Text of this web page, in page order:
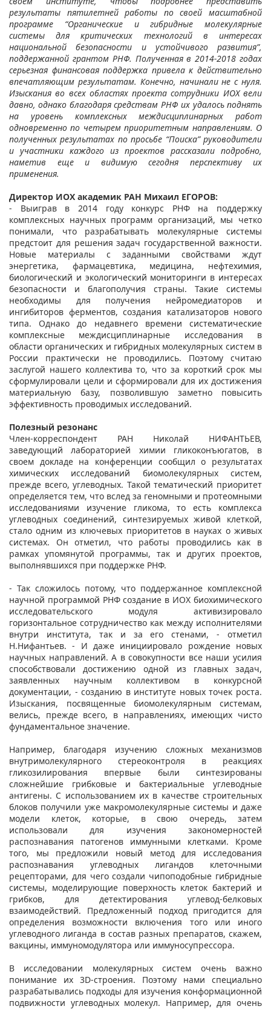
результаты пятилетней работы по своей масштабной
программе “Органические и гибридные молекулярные
системы для критических технологий в интересах
национальной безопасности и устойчивого развития”,
поддержанной грантом РНФ. Полученная в 2014-2018 годах
серьезная финансовая поддержка привела к действительно
впечатляющим результатам. Конечно, начинали не с нуля.
Изыскания во всех областях проекта сотрудники ИОХ вели
давно, однако благодаря средствам РНФ их удалось поднять
на уровень комплексных междисциплинарных работ
одновременно по четырем приоритетным направлениям. О
полученных результатах по просьбе “Поиска” руководители
и участники каждого из проектов рассказали подробно,
наметив еще и видимую сегодня перспективу их
применения.
Директор ИОХ академик РАН Михаил ЕГОРОВ:
- Выиграв в 2014 году конкурс РНФ на поддержку
комплексных научных программ организаций, мы четко
понимали, что разрабатывать молекулярные системы
предстоит для решения задач государственной важности.
Новые материалы с заданными свойствами ждут
энергетика, фармацевтика, медицина, нефтехимия,
биологический и экологический мониторинги в интересах
безопасности и благополучия страны. Такие системы
необходимы для получения нейромедиаторов и
ингибиторов ферментов, создания катализаторов нового
типа. Однако до недавнего времени систематические
комплексные междисциплинарные исследования в
области органических и гибридных молекулярных систем в
России практически не проводились. Поэтому считаю
заслугой нашего коллектива то, что за короткий срок мы
сформулировали цели и сформировали для их достижения
материальную базу, позволившую заметно повысить
эффективность проводимых исследований.
Полезный резонанс
Член-корреспондент РАН Николай НИФАНТЬЕВ,
заведующий лабораторией химии гликоконъюгатов, в
своем докладе на конференции сообщил о результатах
химических исследований биомолекулярных систем,
прежде всего, углеводных. Такой тематический приоритет
определяется тем, что вслед за геномными и протеомными
исследованиями изучение гликома, то есть комплекса
углеводных соединений, синтезируемых живой клеткой,
стало одним из ключевых приоритетов в науках о живых
системах. Он отметил, что работы проводились как в
рамках упомянутой программы, так и других проектов,
выполнявшихся при поддержке РНФ.
- Так сложилось потому, что поддержанное комплексной
научной программой РНФ создание в ИОХ биохимического
исследовательского модуля активизировало
горизонтальное сотрудничество как между исполнителями
внутри института, так и за его стенами, - отметил
Н.Нифантьев. - И даже инициировало рождение новых
научных направлений. А в совокупности все наши усилия
способствовали достижению одной из главных задач,
заявленных научным коллективом в конкурсной
документации, - созданию в институте новых точек роста.
Изыскания, посвященные биомолекулярным системам,
велись, прежде всего, в направлениях, имеющих чисто
фундаментальное значение.
Например, благодаря изучению сложных механизмов
внутримолекулярного стереоконтроля в реакциях
гликозилирования впервые были синтезированы
сложнейшие грибковые и бактериальные углеводные
антигены. С использованием их в качестве строительных
блоков получили уже макромолекулярные системы и даже
модели клеток, которые, в свою очередь, затем
использовали для изучения закономерностей
распознавания патогенов иммунными клетками. Кроме
того, мы предложили новый метод для исследования
распознавания углеводных лигандов клеточными
рецепторами, для чего создали чипоподобные гибридные
системы, моделирующие поверхность клеток бактерий и
грибков, для детектирования углевод-белковых
взаимодействий. Предложенный подход пригодится для
определения возможности включения того или иного
углеводного лиганда в состав разных препаратов, скажем,
вакцины, иммуномодулятора или иммуносупрессора.
В исследовании молекулярных систем очень важно
понимание их 3D-строения. Поэтому нами специально
разрабатывались подходы для изучения конформационной
подвижности углеводных молекул. Например, для очень